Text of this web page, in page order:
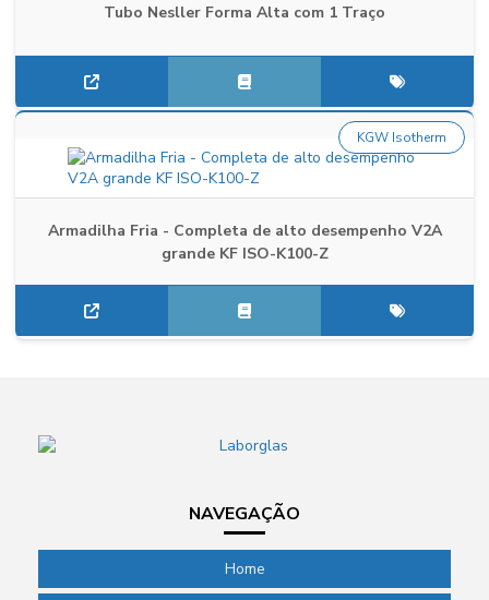
Tubo Nesller Forma Alta com 1 Traço
Armadilha Fria - Completa de alto desempenho V2A
grande KF ISO-K100-Z
KGW Isotherm
NAVEGAÇÃO
Home